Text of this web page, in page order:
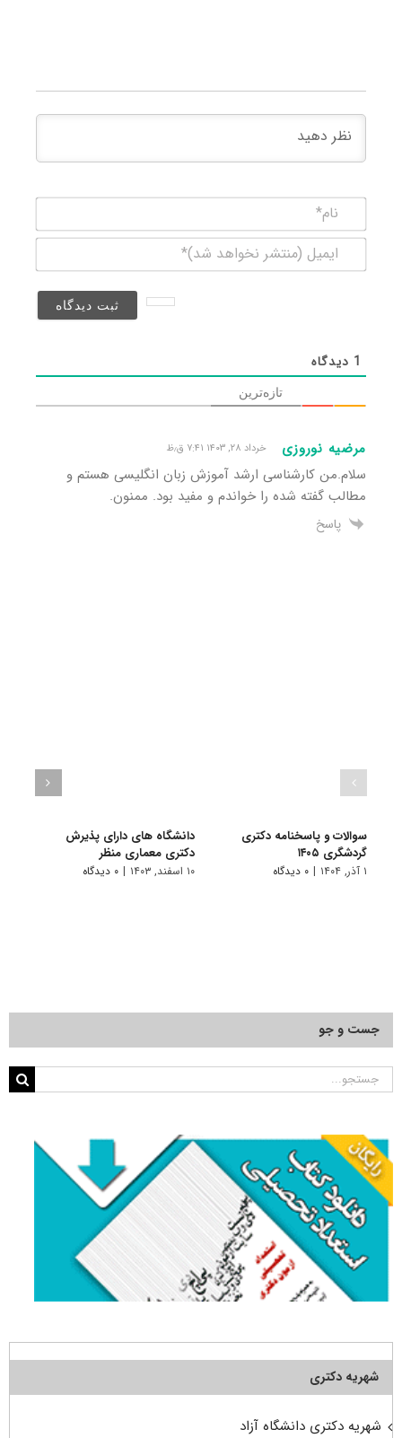
(منتشر
1 دیدگاه
تازه‌ترین
مرضیه نوروزی خرداد ۲۸, ۱۴۰۳ ۷:۴۱ ق٫ظ
سلام.من کارشناسی ارشد آموزش زبان انگلیسی هستم و
مطالب گفته شده را خواندم و مفید بود. ممنون.
پاسخ
سوالات و پاسخنامه دکتری
گردشگری ۱۴۰۵
۱ آذر, ۱۴۰۴ | ۰ دیدگاه
دانشگاه های دارای پذیرش
دکتری ﻣﻌﻤﺎری منظر
۱۰ اسفند, ۱۴۰۳ | ۰ دیدگاه
جست و جو
جستجو
شهریه دکتری
شهریه دکتری دانشگاه آزاد